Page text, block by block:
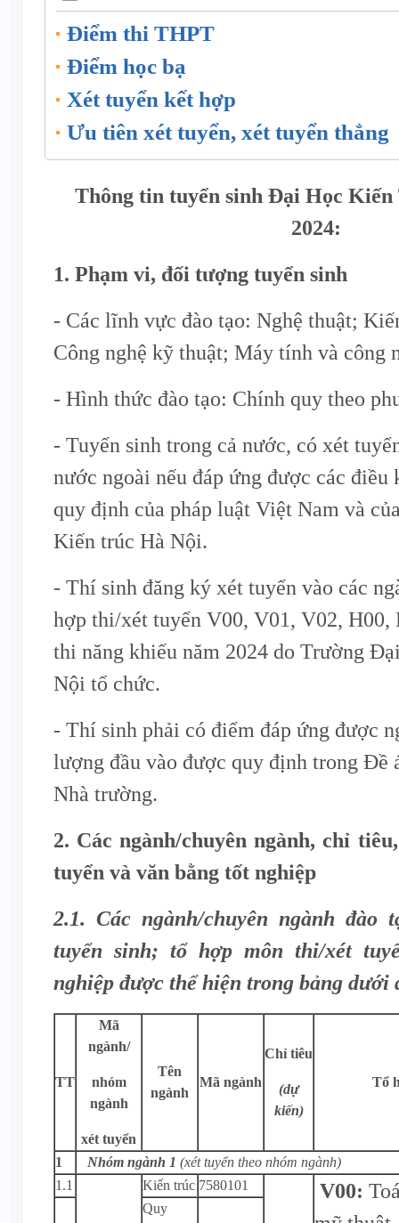
Điểm thi THPT
Điểm học bạ
Xét tuyển kết hợp
Ưu tiên xét tuyển, xét tuyển thẳng
Thông tin tuyển sinh Đại Học
2024:
1. Phạm vi, đối tượng tuyển sinh
- Các lĩnh vực đào tạo: Nghệ thuật;
Công nghệ kỹ thuật; Máy tính và công
- Hình thức đào tạo: Chính quy theo
- Tuyển sinh trong cả nước, có xét
nước ngoài nếu đáp ứng được các điều
quy định của pháp luật Việt Nam và
Kiến trúc Hà Nội.
- Thí sinh đăng ký xét tuyển vào các
hợp thi/xét tuyển V00, V01, V02, H00,
thi năng khiếu năm 2024 do Trường
Nội tổ chức.
- Thí sinh phải có điểm đáp ứng được
lượng đầu vào được quy định trong Đề
Nhà trường.
2. Các ngành/chuyên ngành, chỉ
tuyển và văn bằng tốt nghiệp
2.1. Các ngành/chuyên ngành
tuyển sinh; tổ hợp môn thi/xét
nghiệp được thể hiện trong bảng dưới
TT
Mã
ngành/
nhóm
ngành
xét tuyển
Tên
ngành
Mã ngành
Chỉ tiêu
(dự
kiến)
Tổ
1 Nhóm ngành 1 (xét tuyển theo nhóm ngành)
1.1
Kiến trúc 7580101 V00:
Quy